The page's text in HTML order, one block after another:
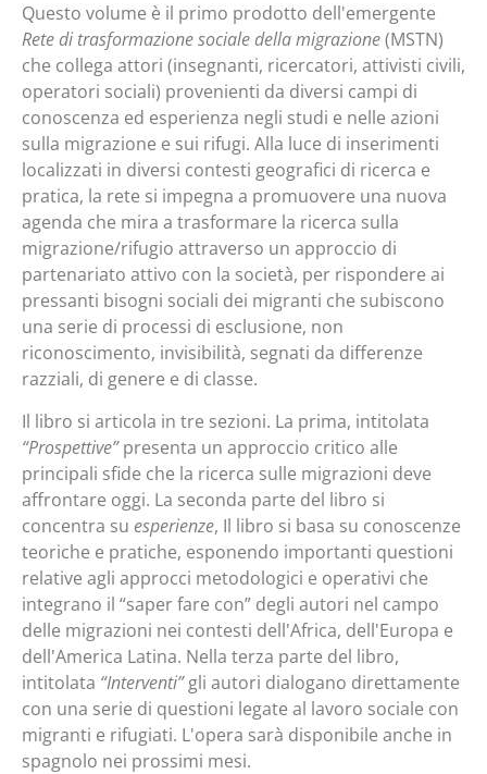
Questo volume è il primo prodotto dell'emergente
Rete di trasformazione sociale della migrazione(MSTN)
che collega attori (insegnanti, ricercatori, attivisti civili,
operatori sociali) provenienti da diversi campi di
conoscenza ed esperienza negli studi e nelle azioni
sulla migrazione e sui rifugi. Alla luce di inserimenti
localizzati in diversi contesti geografici di ricerca e
pratica, la rete si impegna a promuovere una nuova
agenda che mira a trasformare la ricerca sulla
migrazione/rifugio attraverso un approccio di
partenariato attivo con la società, per rispondere ai
pressanti bisogni sociali dei migranti che subiscono
una serie di processi di esclusione, non
riconoscimento, invisibilità, segnati da differenze
razziali, di genere e di classe.
Il libro si articola in tre sezioni. La prima, intitolata
“Prospettive”presenta un approccio critico alle
principali sfide che la ricerca sulle migrazioni deve
affrontare oggi. La seconda parte del libro si
concentra su esperienze, Il libro si basa su conoscenze
teoriche e pratiche, esponendo importanti questioni
relative agli approcci metodologici e operativi che
integrano il “saper fare con” degli autori nel campo
delle migrazioni nei contesti dell'Africa, dell'Europa e
dell'America Latina. Nella terza parte del libro,
intitolata “Interventi”gli autori dialogano direttamente
con una serie di questioni legate al lavoro sociale con
migranti e rifugiati. L'opera sarà disponibile anche in
spagnolo nei prossimi mesi.